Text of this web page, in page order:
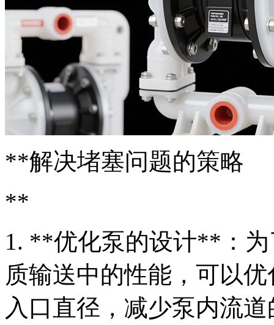
**解决堵塞问题的策略
**
1. **优化泵的设计**：
质输送中的性能，可以
入口直径，减少泵内流